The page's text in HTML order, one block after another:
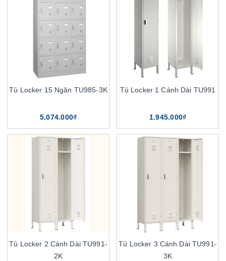
Tủ Locker 15 Ngăn TU985-3K
5.074.000₫
Tủ Locker 1 Cánh Dài TU991
1.945.000₫
Tủ Locker 2 Cánh Dài TU991-
2K
Tủ Locker 3 Cánh Dài TU991-
3K